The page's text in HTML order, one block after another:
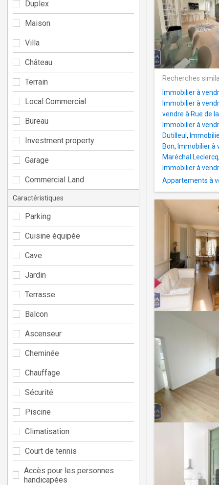
Recherches
Immobilier à
Immobilier à
vendre à Rue de
Immobilier à
Dutilleul ,
Bon, Immobilier à
Maréchal Leclercq,
Immobilier à
Appartements à
Duplex
Maison
Villa
Château
Terrain
Local Commercial
Bureau
Investment property
Garage
Commercial Land
Caractéristiques
Parking
Cuisine équipée
Cave
Jardin
Terrasse
Balcon
Ascenseur
Cheminée
Chauffage
Sécurité
Piscine
Climatisation
Court de tennis
Accès pour les personnes
handicapées